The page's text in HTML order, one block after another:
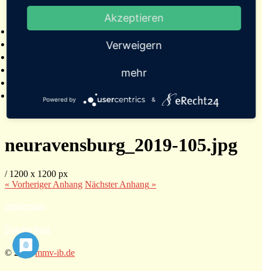
2024
Bildergalerien
Kontakt
neuravensburg_2019-105.jpg
/ 1200 x 1200 px
« VorherigerAnhang NächsterAnhang »
Impressum
Datenschutz
© 2026mmv-ib.de
Akzeptieren
Verweigern
mehr
Powered by &